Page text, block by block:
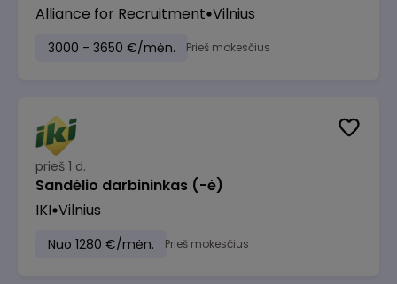
Alliance for Recruitment Vilnius
3000 - 3650 €/mėn. Prieš mokesčius
prieš 1 d.
Sandėlio darbininkas (-ė)
IKI Vilnius
Nuo 1280 €/mėn. Prieš mokesčius